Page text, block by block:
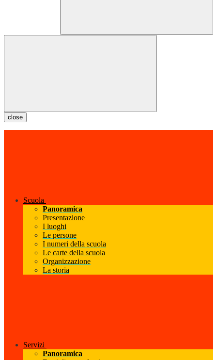
close
Scuola
Panoramica
Presentazione
I luoghi
Le persone
I numeri della scuola
Le carte della scuola
Organizzazione
La storia
Servizi
Panoramica